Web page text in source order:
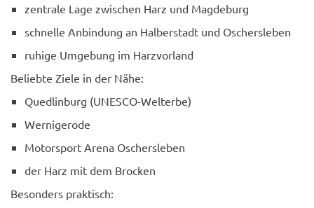
zentrale Lage zwischen Harz und Magdeburg
schnelle Anbindung an Halberstadt und Oschersleben
ruhige Umgebung im Harzvorland
Beliebte Ziele in der Nähe:
Quedlinburg (UNESCO-Welterbe)
Wernigerode
Motorsport Arena Oschersleben
der Harz mit dem Brocken
Besonders praktisch: